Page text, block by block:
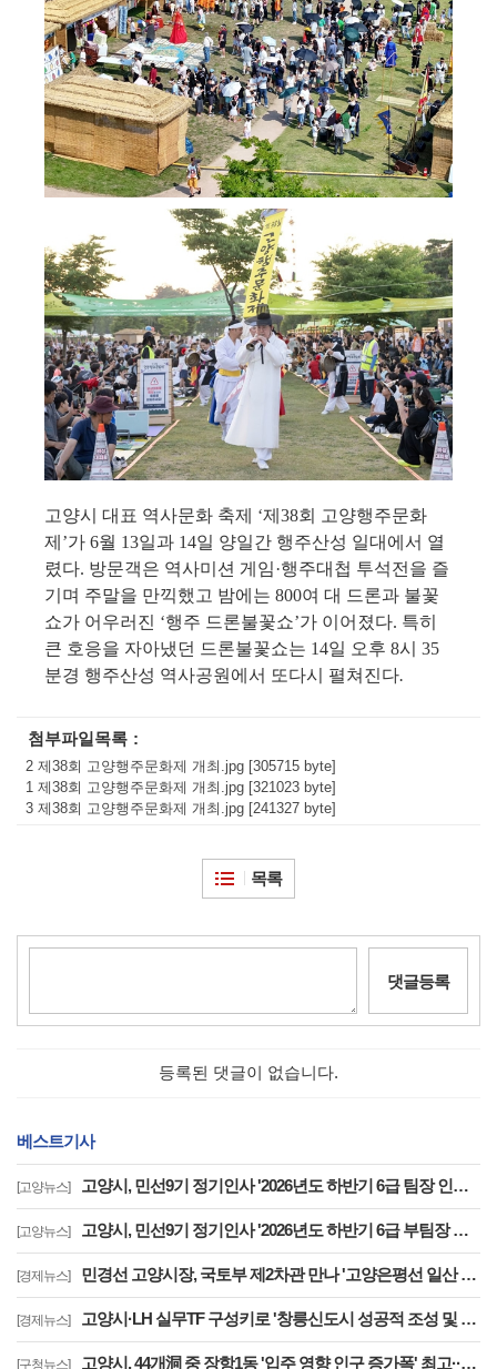
고양시 대표 역사문화 축제 ‘제 38회 고양행주문화
제 ’가 6월 13일과 14일 양일간 행주산성 일대에서 열
렸다. 방문객은 역사미션 게임·행주대첩 투석전을 즐
기며 주말을 만끽했고 밤에는 800여 대 드론과 불꽃
쇼가 어우러진 ‘행주 드론불꽃쇼’가 이어졌다. 특히
큰 호응을 자아냈던 드론불꽃쇼는 14일 오후 8시 35
분경 행주산성 역사공원에서 또다시 펼쳐진다.
첨부파일목록
2 제38회 고양행주문화제 개최.jpg [305715 byte]
1 제38회 고양행주문화제 개최.jpg [321023 byte]
3 제38회 고양행주문화제 개최.jpg [241327 byte]
목록
댓글등록
등록된 댓글이 없습니다.
베스트기사
[고양뉴스] 고양시, 민선9기 정기인사 '2026년도 하반기 6급 팀장 인사발령 사항'
[고양뉴스] 고양시, 민선9기 정기인사 '2026년도 하반기 6급 부팀장 이하 인사발령 사항'
[경제뉴스] 민경선 고양시장, 국토부 제2차관 만나 '고양은평선 일산 연장 반영' 등 요청
[경제뉴스] 고양시·LH 실무TF 구성키로 '창릉신도시 성공적 조성 및 자족기능 강화 협력'
[구청뉴스] 고양시, 44개洞 중 장항1동 '입주 영향 인구 증가폭' 최고··풍산동도 증가세 지속